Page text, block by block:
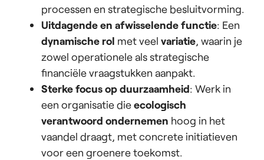
processen en strategische besluitvorming.
Uitdagende en afwisselende functie: Een
dynamische rol met veel variatie, waarin je
zowel operationele als strategische
financiële vraagstukken aanpakt.
Sterke focus op duurzaamheid: Werk in
een organisatie dieecologisch
verantwoord ondernemen hoog in het
vaandel draagt, met concrete initiatieven
voor een groenere toekomst.